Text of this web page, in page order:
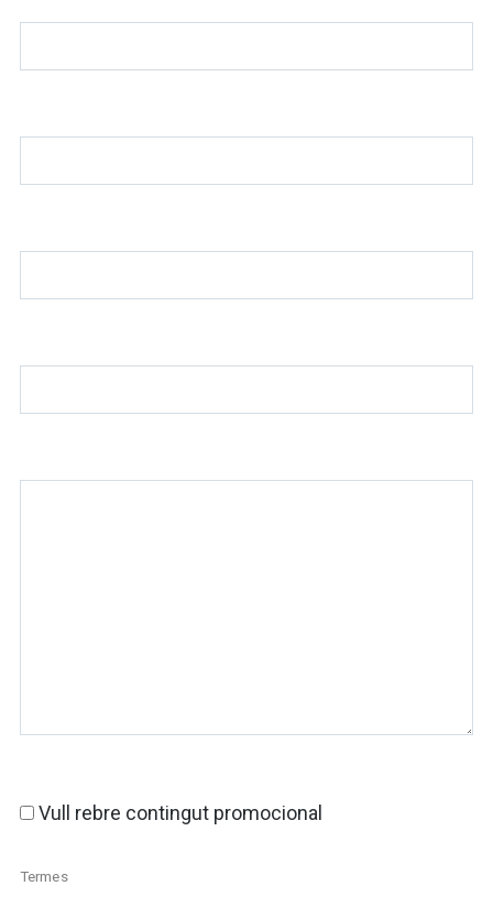
Vull rebre contingut promocional
Termes